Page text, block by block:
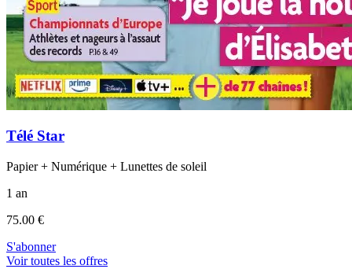
Télé Star
Papier + Numérique + Lunettes de soleil
1 an
75.00 €
S'abonner
Voir toutes les offres